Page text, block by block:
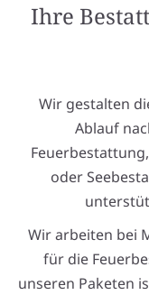
Ihre
Wir gestalten
Ablauf
oder
Wir arbeiten bei
für die
unseren Paketen